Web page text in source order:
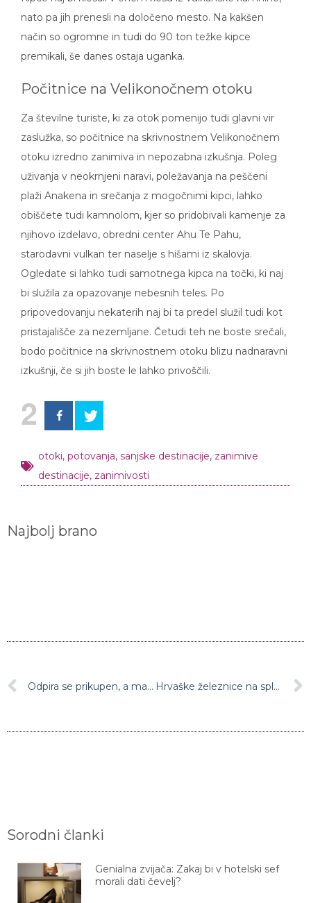
nato pa jih prenesli na določeno mesto. Na kakšen
način so ogromne in tudi do 90 ton težke kipce
premikali, še danes ostaja uganka.
Počitnice na Velikonočnem otoku
Za številne turiste, ki za otok pomenijo tudi glavni vir
zaslužka, so počitnice na skrivnostnem Velikonočnem
otoku izredno zanimiva in nepozabna izkušnja. Poleg
uživanja v neokrnjeni naravi, poležavanja na peščeni
plaži Anakena in srečanja z mogočnimi kipci, lahko
obiščete tudi kamnolom, kjer so pridobivali kamenje za
njihovo izdelavo, obredni center Ahu Te Pahu,
starodavni vulkan ter naselje s hišami iz skalovja.
Ogledate si lahko tudi samotnega kipca na točki, ki naj
bi služila za opazovanje nebesnih teles. Po
pripovedovanju nekaterih naj bi ta predel služil tudi kot
pristajališče za nezemljane. Četudi teh ne boste srečali,
bodo počitnice na skrivnostnem otoku blizu nadnaravni
izkušnji, če si jih boste le lahko privoščili.
2
otoki, potovanja, sanjske destinacije, zanimive
destinacije, zanimivosti
Najbolj brano
Odpira se prikupen, a malce čudaški panda hotel! Hrvaške železnice na spletu povzročile nepričakovan val posmeha!
Sorodni članki
Genialna zvijača: Zakaj bi v hotelski sef
morali dati čevelj?